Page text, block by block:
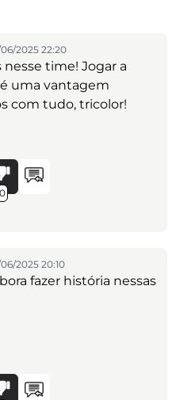
2025 22:20
time! Jogar a
uma vantagem
com tudo, tricolor!
0
2025 20:10
fazer história nessas